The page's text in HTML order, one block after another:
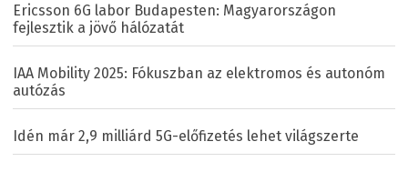
Ericsson 6G labor Budapesten: Magyarországon
fejlesztik a jövő hálózatát
IAA Mobility 2025: Fókuszban az elektromos és autonóm
autózás
Idén már 2,9 milliárd 5G-előfizetés lehet világszerte